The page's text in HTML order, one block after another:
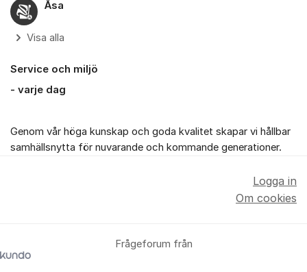
Åsa
Visa alla
Service och miljö
- varje dag
Genom vår höga kunskap och goda kvalitet skapar vi hållbar
samhällsnytta för nuvarande och kommande generationer.
Frågeforum från
Logga in
Om cookies